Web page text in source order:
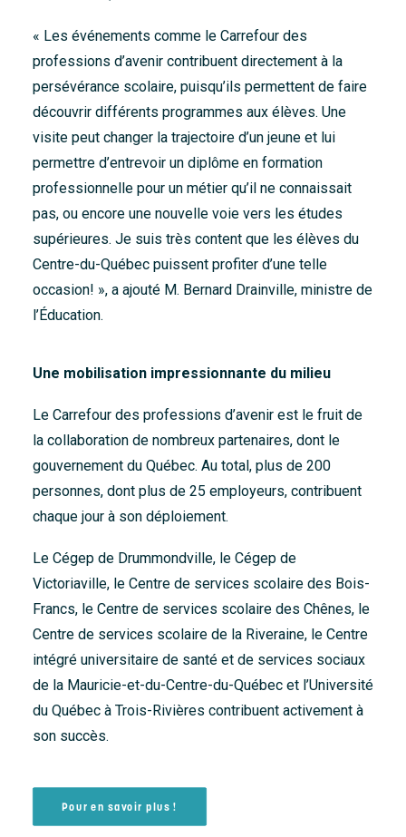
« Les événements comme le Carrefour des
professions d’avenir contribuent directement à la
persévérance scolaire, puisqu’ils permettent de faire
découvrir différents programmes aux élèves. Une
visite peut changer la trajectoire d’un jeune et lui
permettre d’entrevoir un diplôme en formation
professionnelle pour un métier qu’il ne connaissait
pas, ou encore une nouvelle voie vers les études
supérieures. Je suis très content que les élèves du
Centre-du-Québec puissent profiter d’une telle
occasion! », a ajouté M. Bernard Drainville, ministre de
l’Éducation.
Une mobilisation impressionnante du milieu
Le Carrefour des professions d’avenir est le fruit de
la collaboration de nombreux partenaires, dont le
gouvernement du Québec. Au total, plus de 200
personnes, dont plus de 25 employeurs, contribuent
chaque jour à son déploiement.
Le Cégep de Drummondville, le Cégep de
Victoriaville, le Centre de services scolaire des Bois-
Francs, le Centre de services scolaire des Chênes, le
Centre de services scolaire de la Riveraine, le Centre
intégré universitaire de santé et de services sociaux
de la Mauricie-et-du-Centre-du-Québec et l’Université
du Québec à Trois-Rivières contribuent activement à
son succès.
Pour en savoir plus !